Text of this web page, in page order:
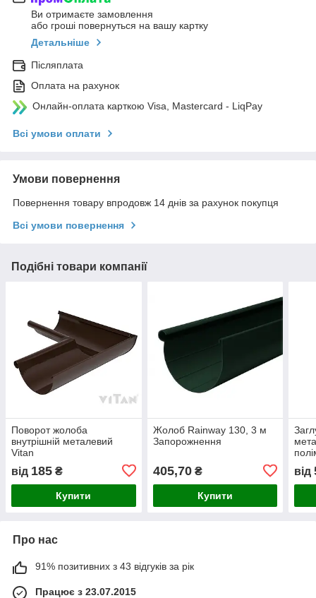
Ви отримаєте замовлення
або гроші повернуться на вашу картку
Детальніше
Післяплата
Оплата на рахунок
Онлайн-оплата карткою Visa, Mastercard - LiqPay
Всі умови оплати
Умови повернення
Повернення товару впродовж 14 днів за рахунок покупця
Всі умови повернення
Подібні товари компанії
Поворот жолоба
внутрішній металевий
Vitan
від 185 ₴
Купити
Жолоб Rainway 130, 3 м
Запорожнення
405,70₴
Купити
від
Про нас
91% позитивних з 43 відгуків за рік
Працює з 23.07.2015